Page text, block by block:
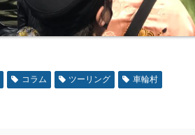
コラム ツーリング 車輪村